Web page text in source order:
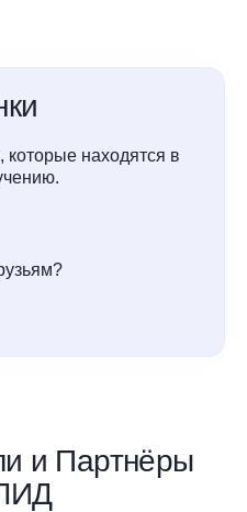
находятся в
и Партнёры